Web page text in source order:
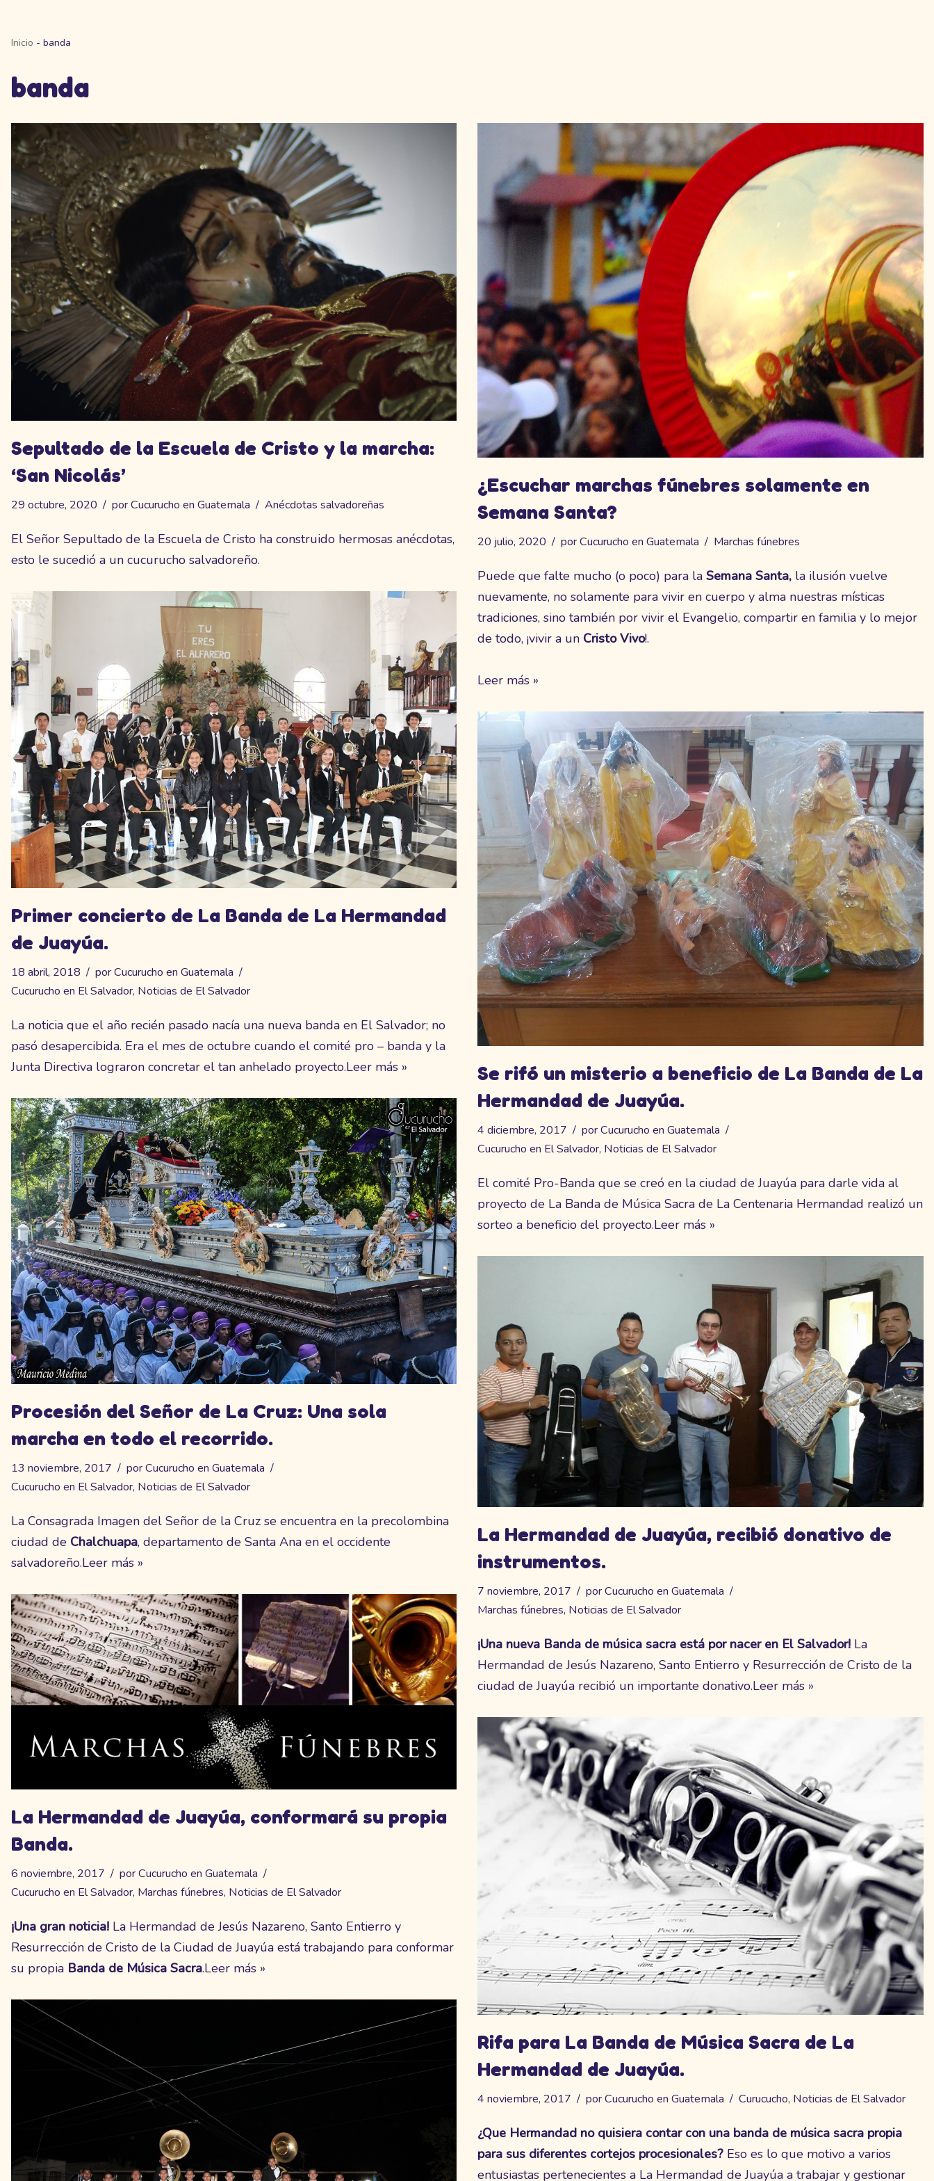
Inicio - banda
banda
Sepultado de la Escuela de Cristo y la marcha:
‘San Nicolás’
29 octubre, 2020 porCucurucho en Guatemala Anécdotas salvadoreñas
El Señor Sepultado de la Escuela de Cristo ha construido hermosas anécdotas,
esto le sucedió a un cucurucho salvadoreño.
¿Escuchar marchas fúnebres solamente en
Semana Santa?
20 julio, 2020 porCucurucho en Guatemala Marchas fúnebres
Puede que falte mucho (o poco) para la Semana Santa, la ilusión vuelve
nuevamente, no solamente para vivir en cuerpo y alma nuestras místicas
tradiciones, sino también por vivir el Evangelio, compartir en familia y lo mejor
de todo, ¡vivir a un Cristo Vivo!.
Leer más »
Primer concierto de La Banda de La Hermandad
de Juayúa.
18 abril, 2018 porCucurucho en Guatemala
Cucurucho en El Salvador, Noticias de El Salvador
La noticia que el año recién pasado nacía una nueva banda en El Salvador; no
pasó desapercibida. Era el mes de octubre cuando el comité pro – banda y la
Junta Directiva lograron concretar el tan anhelado proyecto.Leer más »
Se rifó un misterio a beneficio de La Banda de La
Hermandad de Juayúa.
4 diciembre, 2017 porCucurucho en Guatemala
Cucurucho en El Salvador, Noticias de El Salvador
El comité Pro-Banda que se creó en la ciudad de Juayúa para darle vida al
proyecto de La Banda de Música Sacra de La Centenaria Hermandad realizó un
sorteo a beneficio del proyecto.Leer más »
Procesión del Señor de La Cruz: Una sola
marcha en todo el recorrido.
13 noviembre, 2017 porCucurucho en Guatemala
Cucurucho en El Salvador, Noticias de El Salvador
La Consagrada Imagen del Señor de la Cruz se encuentra en la precolombina
ciudad de Chalchuapa, departamento de Santa Ana en el occidente
salvadoreño.Leer más »
La Hermandad de Juayúa, recibió donativo de
instrumentos.
7 noviembre, 2017 porCucurucho en Guatemala
Marchas fúnebres, Noticias de El Salvador
¡Una nueva Banda de música sacra está por nacer en El Salvador! La
Hermandad de Jesús Nazareno, Santo Entierro y Resurrección de Cristo de la
ciudad de Juayúa recibió un importante donativo.Leer más »
La Hermandad de Juayúa, conformará su propia
Banda.
6 noviembre, 2017 porCucurucho en Guatemala
Cucurucho en El Salvador, Marchas fúnebres, Noticias de El Salvador
¡Una gran noticia!La Hermandad de Jesús Nazareno, Santo Entierro y
Resurrección de Cristo de la Ciudad de Juayúa está trabajando para conformar
su propia Banda de Música Sacra.Leer más »
Rifa para La Banda de Música Sacra de La
Hermandad de Juayúa.
4 noviembre, 2017 porCucurucho en Guatemala Curucucho, Noticias de El Salvador
¿Que Hermandad no quisiera contar con una banda de música sacra propia
para sus diferentes cortejos procesionales? Eso es lo que motivo a varios
entusiastas pertenecientes a La Hermandad de Juayúa a trabajar y gestionar